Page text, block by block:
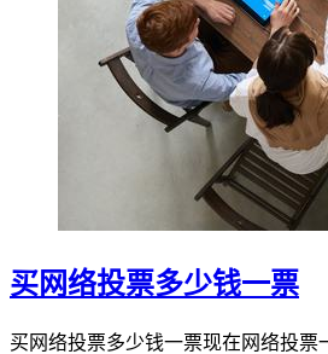
买网络投票多少钱一票
买网络投票多少钱一票现在网络投票